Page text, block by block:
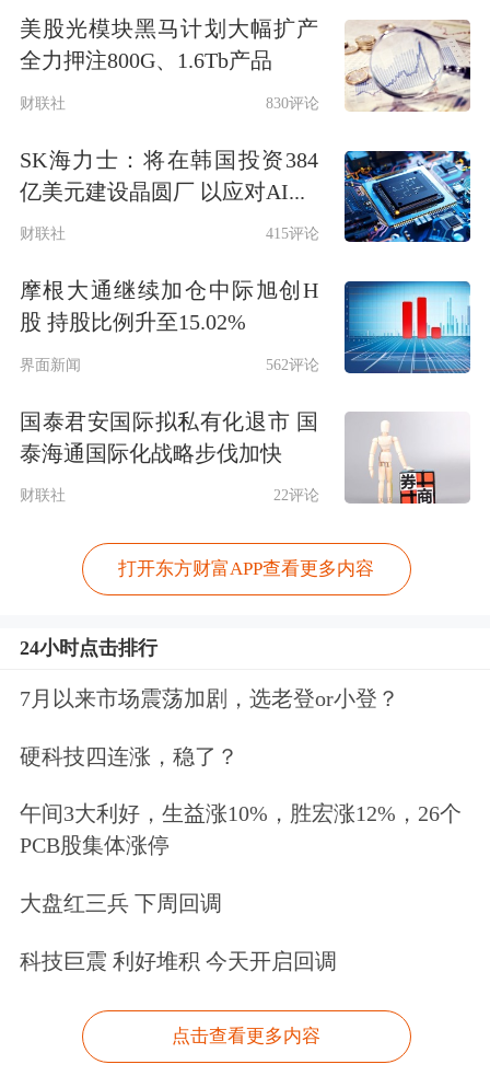
美股光模块黑马计划大幅扩产
全力押注800G、1.6Tb产品
财联社 830评论
SK海力士：将在韩国投资384
亿美元建设晶圆厂 以应对AI...
财联社 415评论
摩根大通继续加仓中际旭创H
股 持股比例升至15.02%
界面新闻 562评论
国泰君安国际拟私有化退市 国
泰海通国际化战略步伐加快
财联社 22评论
打开东方财富APP查看更多内容
24小时点击排行
7月以来市场震荡加剧，选老登or小登？
硬科技四连涨，稳了？
午间3大利好，生益涨10%，胜宏涨12%，26个
PCB股集体涨停
大盘红三兵 下周回调
科技巨震 利好堆积 今天开启回调
点击查看更多内容